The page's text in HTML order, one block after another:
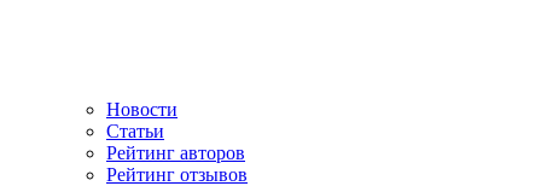
Новости
Статьи
Рейтинг авторов
Рейтинг отзывов